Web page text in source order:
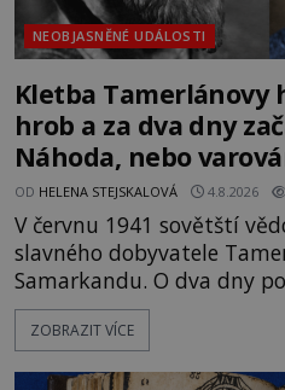
NEOBJASNĚNÉ UDÁLOSTI
Kletba Tamerlánovy
hrob a za dva dny
Náhoda, nebo
OD HELENA STEJSKALOVÁ 4.8.2026
V červnu 1941 sovětští
slavného dobyvatele
Samarkandu. O dva dny
Německo zahajuje operaci
Sovětský svaz. Shoda dat
ZOBRAZIT VÍCE